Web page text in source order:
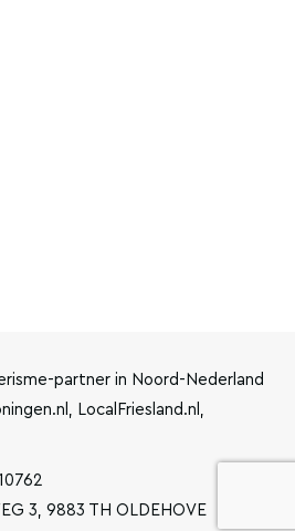
partner in Noord-Nederland
LocalFriesland.nl,
3, 9883 TH OLDEHOVE